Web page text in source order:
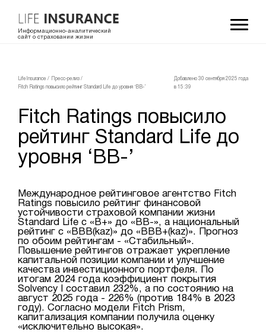
Информационно-аналитический
сайт о страховании жизни
LifeInsurance / Пресс-релиз /
Fitch Ratings повысило рейтинг Standard Life до уровня ‘BB-’
Добавлено 30 сентября 2025 года
в 15:39
Fitch Ratings повысило
рейтинг Standard Life до
уровня ‘BB-’
Международное рейтинговое агентство Fitch
Ratings повысило рейтинг финансовой
устойчивости страховой компании жизни
Standard Life с «B+» до «BB-», а национальный
рейтинг с «BBB(kaz)» до «BBB+(kaz)». Прогноз
по обоим рейтингам - «Стабильный».
Повышение рейтингов отражает укрепление
капитальной позиции компании и улучшение
качества инвестиционного портфеля. По
итогам 2024 года коэффициент покрытия
Solvency I составил 232%, а по состоянию на
август 2025 года - 226% (против 184% в 2023
году). Согласно модели Fitch Prism,
капитализация компании получила оценку
«исключительно высокая».